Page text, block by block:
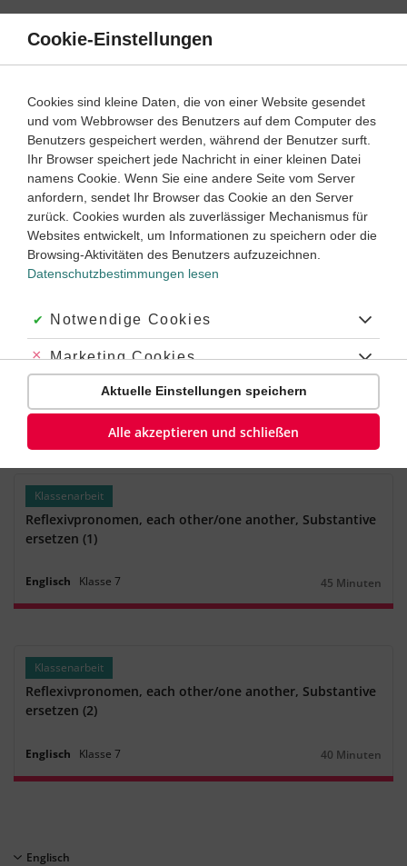
Direkt
Inhalt
Klassenarbeiten und Abiturprüfungen
Klassenarbeit
Pronomen (1)
Englisch Klasse5
Klassenarbeit
Englisch Klasse5
Dauer:
45 Minuten
Klassenarbeit
Reflexivpronomen, each other/one another, Substantive
ersetzen (1)
Englisch Klasse 7
Dauer:
45 Minuten
Klassenarbeit
Reflexivpronomen, each other/one another, Substantive
ersetzen (2)
Englisch Klasse 7
Dauer:
40 Minuten
Englisch
Cookie-Einstellungen
Cookies sind kleine Daten, die von einer Website gesendet
und vom Webbrowser des Benutzers auf dem Computer des
Benutzers gespeichert werden, während der Benutzer surft.
Ihr Browser speichert jede Nachricht in einer kleinen Datei
namens Cookie. Wenn Sie eine andere Seite vom Server
anfordern, sendet Ihr Browser das Cookie an den Server
zurück. Cookies wurden als zuverlässiger Mechanismus für
Websites entwickelt, um Informationen zu speichern oder die
Browsing-Aktivitäten des Benutzers aufzuzeichnen.
Datenschutzbestimmungen lesen
Akzeptiert:
Notwendige Cookies
Abgelehnt:
Marketing Cookies
Abgelehnt:
Personalisierungs-Cookies
Aktuelle Einstellungen speichern
Alle akzeptieren und schließen